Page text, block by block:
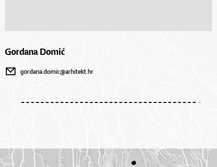
Gordana Domić
gordana.domic@arhitekt.hr